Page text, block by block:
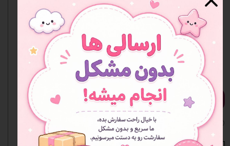
- دکور زیبا و آرام‌بخش
- مناسب هدیه
- رنگ‌بندی متنوع
- جعبه دارد
افزودن به سبد خرید
افزودن به علاقه مندی ها